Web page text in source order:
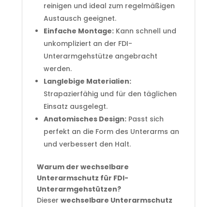
reinigen und ideal zum regelmäßigen
Austausch geeignet.
Einfache Montage:Kann schnell und
unkompliziert an der FDI-
Unterarmgehstütze angebracht
werden.
Langlebige Materialien:
Strapazierfähig und für den täglichen
Einsatz ausgelegt.
Anatomisches Design:Passt sich
perfekt an die Form des Unterarms an
und verbessert den Halt.
Warum der wechselbare
Unterarmschutz für FDI-
Unterarmgehstützen?
Dieser wechselbare Unterarmschutz